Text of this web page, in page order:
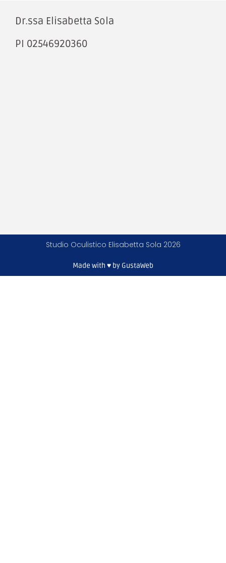
Dr.ssa Elisabetta Sola
PI 02546920360
Studio Oculistico Elisabetta Sola 2026
Made with ♥ by GustaWeb